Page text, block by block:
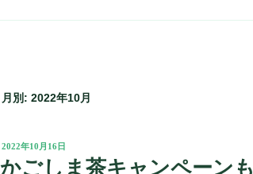
月別: 2022年10月
投
稿
日:
2022年10月16日
かごしま茶キャンペーン